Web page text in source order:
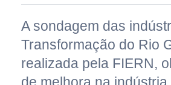
A sondagem das
Transformação do Rio
realizada pela FIERN,